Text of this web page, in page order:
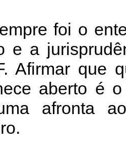
foi o
e a
Afirmar que
aberto é
afronta